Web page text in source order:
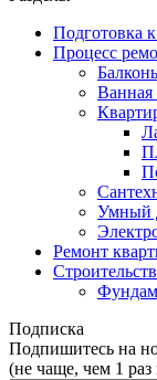
Подготовка
Процесс
Ванная
Умный
Ремонт
Подписка
Подпишитесь на
(не чаще, чем 1